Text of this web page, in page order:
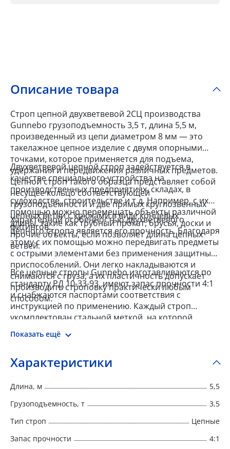
Описание товара
Строп цепной двухветвевой 2СЦ производства
Gunnebo грузоподъемность 3,5 т, длина 5,5 м,
произведенный из цепи диаметром 8 мм — это
такелажное цепное изделие с двумя опорными
точками, которое применяется для подъема,
удержания и передвижения различных предметов.
Цепной строп такого образца представляет собой
несущее кольцо соответствующей
грузоподъемности и две прямых круглозвенных
цепных ветви с крюками в виде концевых
фитингов.
Двухветвевой цепной строп задействуется в
качестве специального устройства на
производственных предприятиях, складах, в
судоходстве, строительстве и т.д. Например, с их
помощью можно перемещать объекты различной
длины, такие как трубный прокат, брусья, доски и
прочие объекты, если позволяет длина цепных
ветвей.
Характерной особенностью двухветвевого
цепного стропа является его прочность. Благодаря
этому с их помощью можно передвигать предметы
с острыми элементами без применения защитных
приспособлений. Они легко накладываются и
снимаются с груза, а их пластичность допускает
производить строповку практически любым
способом.
Все цепные стропы Gunnebo изготавливаются по
стандарту РД 10-33-93, имеют запас прочности 4:1
и снабжаются паспортами соответствия с
инструкцией по применению. Каждый строп
укомплектован стальной меткой, на которой
указан номер, тип, г/п, длина, запас прочности,
дата изготовления и наименование
Показать ещё
Характеристики
Длина, м
5,5
Грузоподъемность, т
3,5
Тип строп
Цепные
Запас прочности
4:1